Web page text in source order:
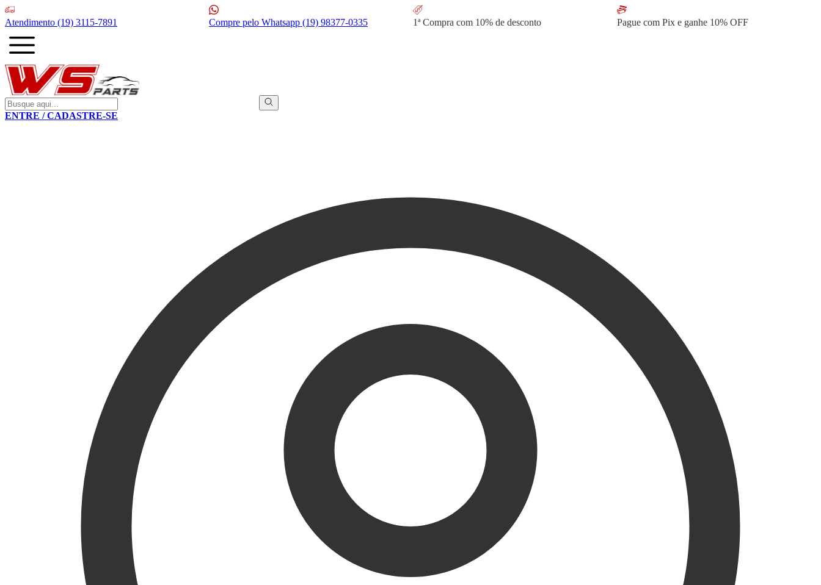
Atendimento (19) 3115-7891 Compre pelo Whatsapp (19) 98377-0335 1ª Compra com 10% de desconto Pague com Pix e ganhe 10% OFF
ENTRE / CADASTRE-SE